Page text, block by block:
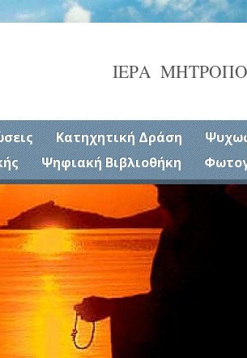
ΙΕΡΑ
Κατηχητική Δράση
Ψηφιακή Βιβλιοθήκη